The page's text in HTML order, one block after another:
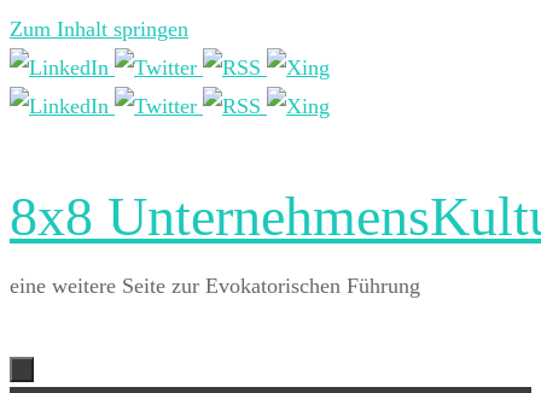
Zum Inhalt springen
8x8
eine weitere Seite zur Evokatorischen Führung